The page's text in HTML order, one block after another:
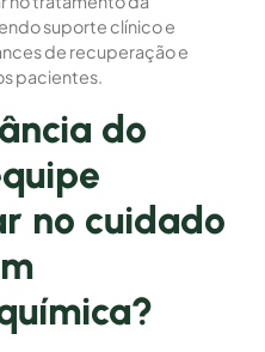
suporte clínico e
de recuperação e
pacientes.
do
no cuidado